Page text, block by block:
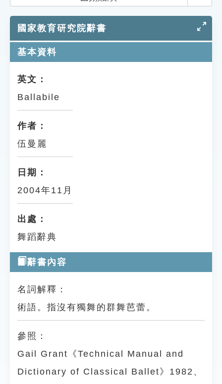
知識索引
單字索引
遊戲專區
教學應用
貓頭鷹博士
國家教育研究院辭書
基本資料
英文：
Ballabile
作者：
伍曼麗
日期：
2004年11月
出處：
舞蹈辭典
辭書內容
名詞解釋：
術語。指沒有獨舞的群舞芭蕾。
參照：
Gail Grant《Technical Manual and
Dictionary of Classical Ballet》1982、